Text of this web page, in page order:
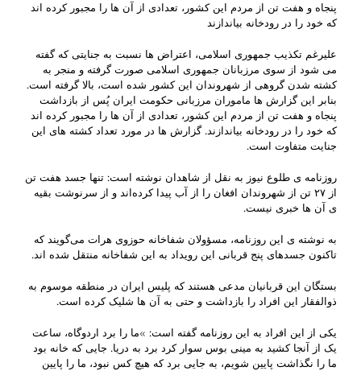
پنجاه و هفت تن از مردم اين کشور، تعدادی از آن ها را مجبور کرده اند
که خود را در رودخانه بياندازند
علیرغم تکذیب جمهوری اسلامی، اعتراض ها نسبت به جنایتی که گفته
می شود از سوی مرزبانان جمهوری اسلامی صورت گرفته و منجر به
کشته شدن گروهی از شهروندان این کشور شده است، بالا گرفته است.
بنابر این گزارش ها ماموران مرزبانی حکومت ایران پُس از بازداشت
پنجاه و هفت تن از مردم این کشور، تعدادی از آن ها را مجبور کرده اند
که خود را در رودخانه بیاندازند. گزارش ها در مورد تعداد کشته های این
جنایت متفاوت است.
روزنامه ی طلوع نیوز به نقل از شاهدان نوشته است: تنها جسد هفت تن
از ۲۷ تن از شهروندان افغان را از آب پیدا کرده‌اند و از سرنوشت بقیه
ی آن ها خبری نیست.
به نوشته ی این روزنامه، مسؤولان شفاخانه حوزوی هرات می‌گویند که
تاکنون جسدهای پنج قربانی این رویداد به این شفاخانه منتقل شده اند.
بستگان این قربانیان مدعی هستند که پلیس ایران در منطقه موسوم به
ذوالفقار این افراد را بازداشت و حتی به آن ها شلیک کرده است.
یکی از این افراد به این روزنامه گفته است: »ما را برد اردوگاه، ساعت
یک از آنجا کشید به مینی بوس سوار کرد برد به دریا. جایی که خانه بود
ما را نگذاشت پایین شویم، به جایی برد که هیچ کس نبود، ما را پایین